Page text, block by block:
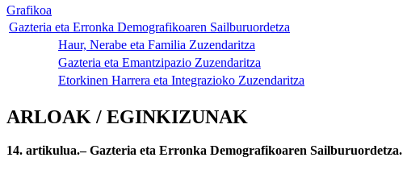
Grafikoa
Gazteria eta Erronka Demografikoaren Sailburuordetza
Haur, Nerabe eta Familia Zuzendaritza
Gazteria eta Emantzipazio Zuzendaritza
Etorkinen Harrera eta Integrazioko Zuzendaritza
ARLOAK / EGINKIZUNAK
14. artikulua.– Gazteria eta Erronka Demografikoaren Sailburuordetza.